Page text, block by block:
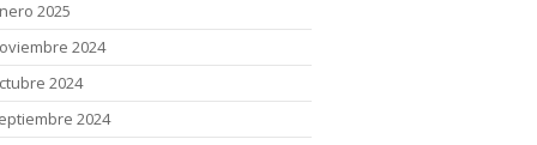
2025
2024
2024
2024